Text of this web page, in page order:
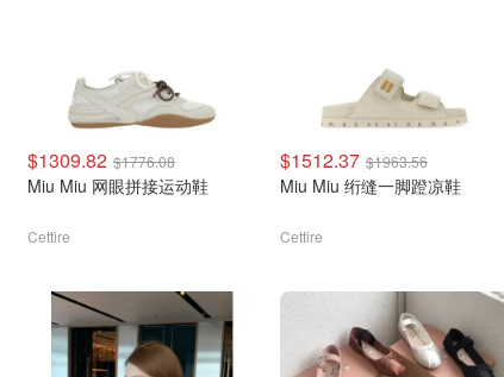
$1309.82 $1776.08
Miu Miu 网眼拼接运动鞋
Cettire
$1512.37 $1963.56
Miu Miu 绗缝一脚蹬凉鞋
Cettire